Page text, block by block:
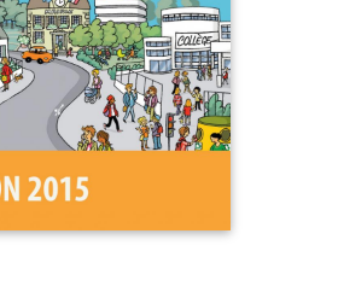
préférentiels
ressources gratuites
sur nos nouveautés